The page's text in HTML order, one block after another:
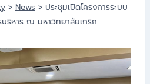
> News > ประชุมเปิดโครงการระบบ
บริหาร ณ มหาวิทยาลัยเกริก